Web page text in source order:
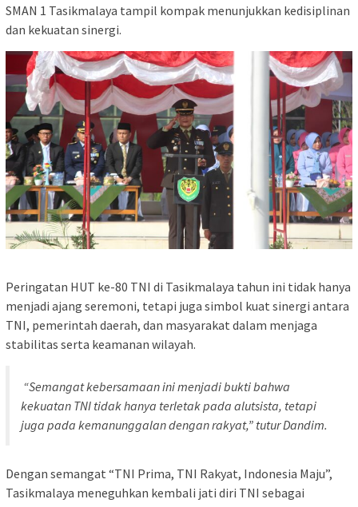
SMAN 1 Tasikmalaya tampil kompak menunjukkan kedisiplinan
dan kekuatan sinergi.
Peringatan HUT ke-80 TNI di Tasikmalaya tahun ini tidak hanya
menjadi ajang seremoni, tetapi juga simbol kuat sinergi antara
TNI, pemerintah daerah, dan masyarakat dalam menjaga
stabilitas serta keamanan wilayah.
“Semangat kebersamaan ini menjadi bukti bahwa
kekuatan TNI tidak hanya terletak pada alutsista, tetapi
juga pada kemanunggalan dengan rakyat,” tutur Dandim.
Dengan semangat “TNI Prima, TNI Rakyat, Indonesia Maju”,
Tasikmalaya meneguhkan kembali jati diri TNI sebagai